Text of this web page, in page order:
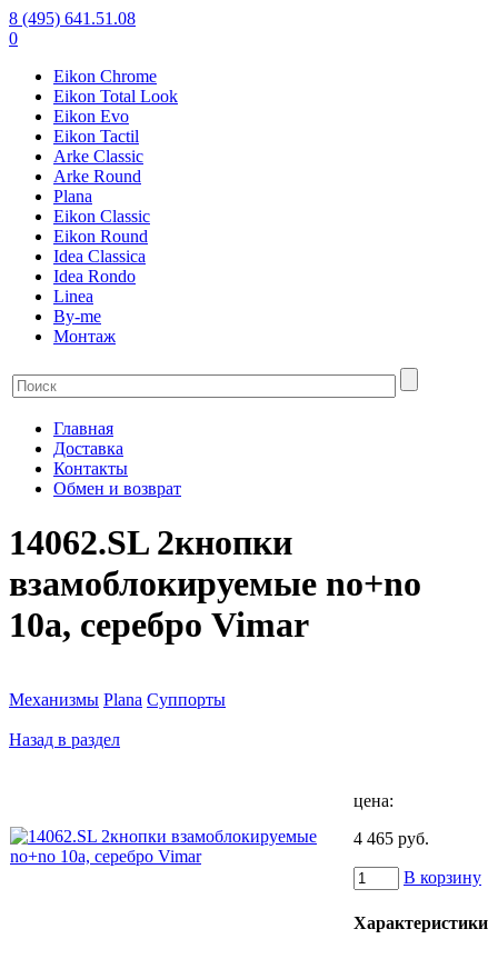
8 (495) 641.51.08
0
Eikon Chrome
Eikon Total Look
Eikon Evo
Eikon Tactil
Arke Classic
Arke Round
Plana
Eikon Classic
Eikon Round
Idea Classica
Idea Rondo
Linea
By-me
Монтаж
Главная
Доставка
Контакты
Обмен и возврат
14062.SL 2кнопки
взамоблокируемые no+no
10a, серебро Vimar
Механизмы Plana Суппорты
Назад в раздел
цена:
4 465 руб.
В корзину
Характеристики